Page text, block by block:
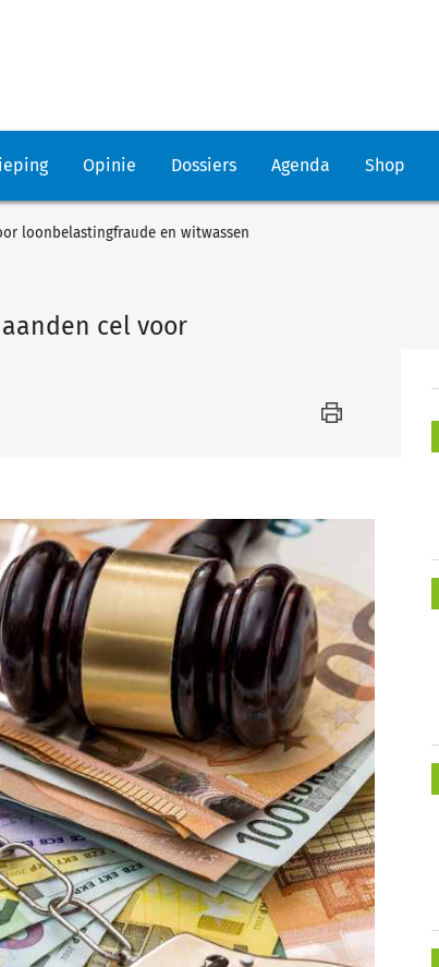
Opinie Dossiers Agenda Shop
loonbelastingfraude en witwassen
cel voor